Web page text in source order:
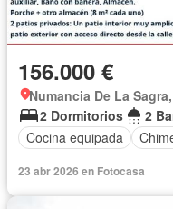
156.000 €
Numancia De La
2 Dormitorios
2
Cocina equipada
23 abr 2026 en Fotocasa